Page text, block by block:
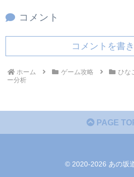
コメント
コメントを書
ホーム ゲーム攻略 ひな
ー分析
PAGE
© 2020-2026 あの坂